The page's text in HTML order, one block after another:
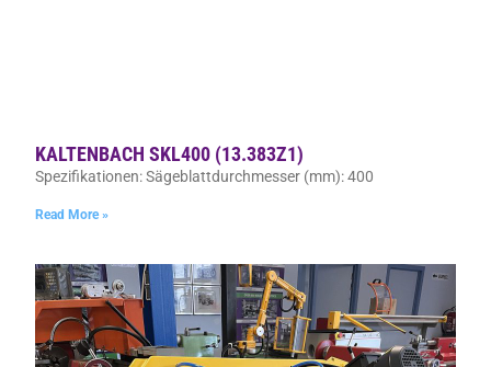
KALTENBACH SKL400 (13.383Z1)
Spezifikationen: Sägeblattdurchmesser (mm): 400
Read More »